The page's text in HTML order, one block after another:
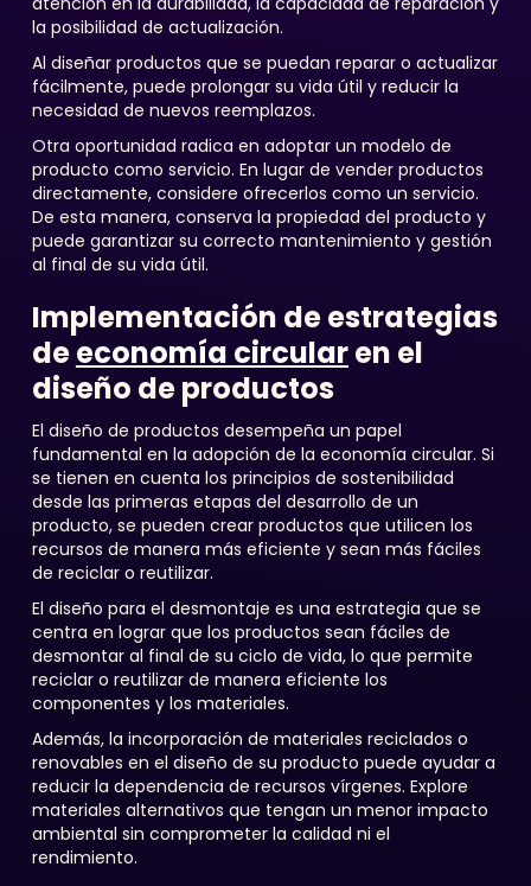
la posibilidad de actualización.
Al diseñar productos que se puedan reparar o actualizar
fácilmente, puede prolongar su vida útil y reducir la
necesidad de nuevos reemplazos.
Otra oportunidad radica en adoptar un modelo de
producto como servicio. En lugar de vender productos
directamente, considere ofrecerlos como un servicio.
De esta manera, conserva la propiedad del producto y
puede garantizar su correcto mantenimiento y gestión
al final de su vida útil.
Implementación de estrategias
deeconomía circularen el
diseño de productos
El diseño de productos desempeña un papel
fundamental en la adopción de la economía circular. Si
se tienen en cuenta los principios de sostenibilidad
desde las primeras etapas del desarrollo de un
producto, se pueden crear productos que utilicen los
recursos de manera más eficiente y sean más fáciles
de reciclar o reutilizar.
El diseño para el desmontaje es una estrategia que se
centra en lograr que los productos sean fáciles de
desmontar al final de su ciclo de vida, lo que permite
reciclar o reutilizar de manera eficiente los
componentes y los materiales.
Además, la incorporación de materiales reciclados o
renovables en el diseño de su producto puede ayudar a
reducir la dependencia de recursos vírgenes. Explore
materiales alternativos que tengan un menor impacto
ambiental sin comprometer la calidad ni el
rendimiento.